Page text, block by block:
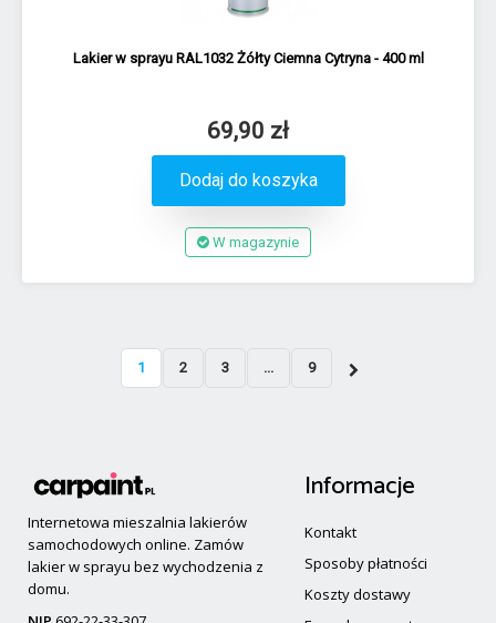
Lakier w sprayu RAL1032 Żółty Ciemna Cytryna - 400 ml
69,90 zł
Dodaj do koszyka
W magazynie
1 2 3 ... 9
Internetowa mieszalnia lakierów
samochodowych online. Zamów
lakier w sprayu bez wychodzenia z
domu.
Informacje
Kontakt
Sposoby płatności
Koszty dostawy